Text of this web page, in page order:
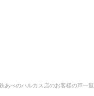
あべのハルカス店のお客様の声一覧